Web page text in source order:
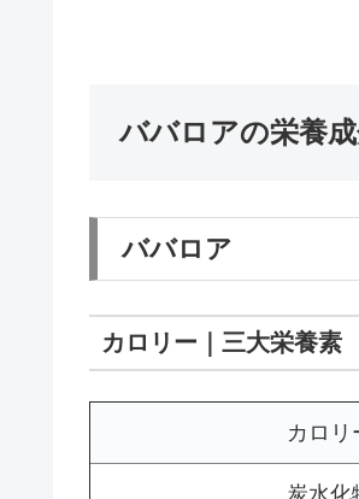
ババロアの栄養
ババロア
カロリー｜三大栄養素
カロリ